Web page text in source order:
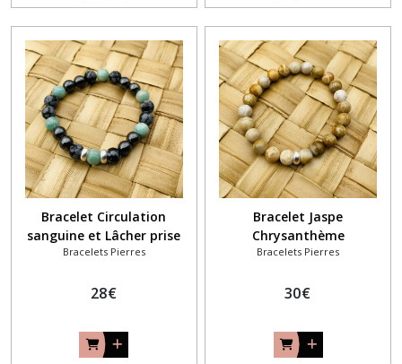
Bracelet Circulation
sanguine et Lâcher prise
Bracelets Pierres
28€
Bracelet Jaspe
Chrysanthème
Bracelets Pierres
30€